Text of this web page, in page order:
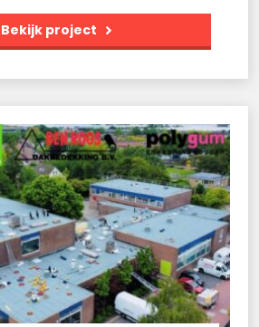
Bekijk project